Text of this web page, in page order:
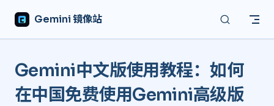
Skip to content
Gemini 镜像站
Gemini中文版使用教程：如何
在中国免费使用Gemini高级版